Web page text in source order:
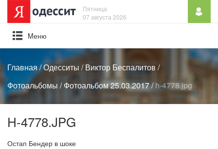
Пятница
07 августа 2026
Mеню
Главная/Одесситы /Виктор Беспалитов /
Фотоальбомы /Фотоальбом 25.03.2017/h-4778.jpg
H-4778.JPG
Остап Бендер в шоке